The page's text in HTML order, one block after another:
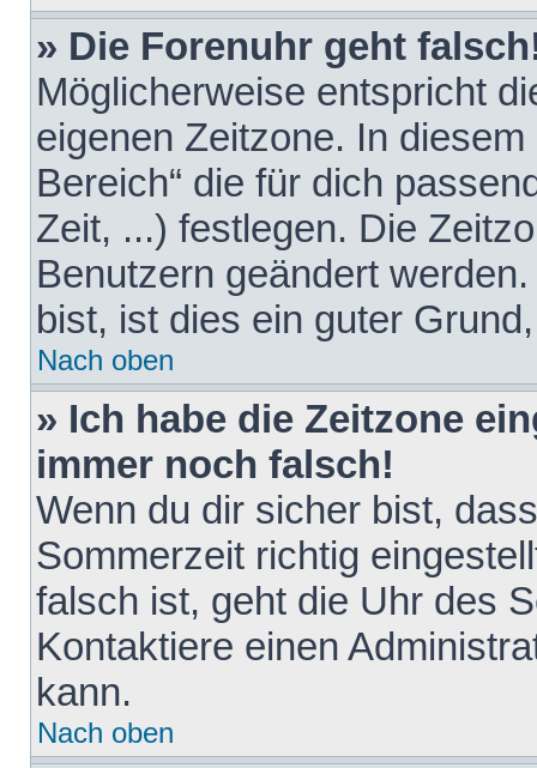
» Die Forenuhr geht
Möglicherweise entspricht
eigenen Zeitzone. In
Bereich“ die für dich
Zeit, ...) festlegen. Die
Benutzern geändert
bist, ist dies ein guter
Nach oben
» Ich habe die Zeitzone
immer noch falsch!
Wenn du dir sicher bist,
Sommerzeit richtig
falsch ist, geht die Uhr des
Kontaktiere einen
kann.
Nach oben